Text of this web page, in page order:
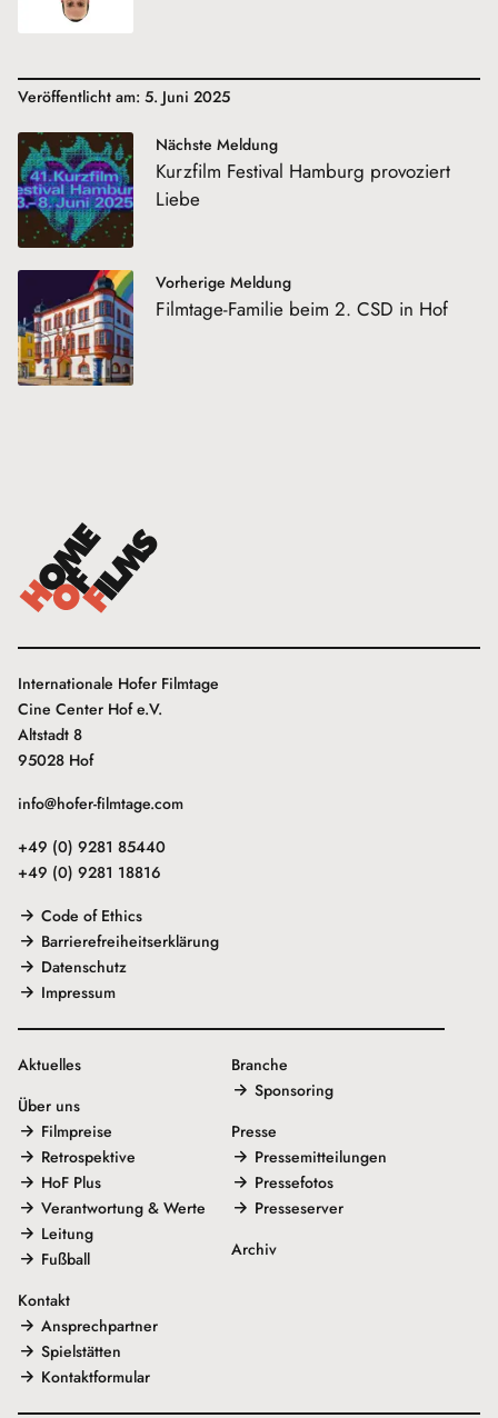
Veröffentlicht am: 5. Juni 2025
Nächste Meldung
Kurzfilm Festival Hamburg provoziert
Liebe
Vorherige Meldung
Filmtage-Familie beim 2. CSD in Hof
Internationale Hofer Filmtage
Cine Center Hof e.V.
Altstadt 8
95028 Hof
info@hofer-filmtage.com
+49 (0) 9281 85440
+49 (0) 9281 18816
Code of Ethics
Barrierefreiheitserklärung
Datenschutz
Impressum
Aktuelles
Über uns
Filmpreise
Retrospektive
HoF Plus
Verantwortung & Werte
Leitung
Fußball
Kontakt
Ansprechpartner
Spielstätten
Kontaktformular
Branche
Sponsoring
Presse
Pressemitteilungen
Pressefotos
Presseserver
Archiv